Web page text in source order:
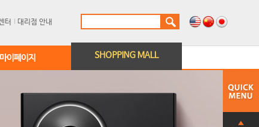
터 대리점 안내
마이페이지 SHOPPING MALL